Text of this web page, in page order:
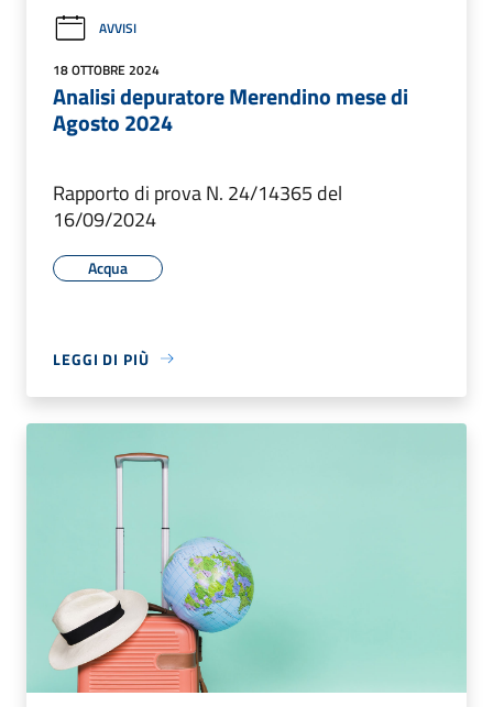
AVVISI
18 OTTOBRE 2024
Analisi depuratore Merendino mese di
Agosto 2024
Rapporto di prova N. 24/14365 del
16/09/2024
Acqua
LEGGI DI PIÙ